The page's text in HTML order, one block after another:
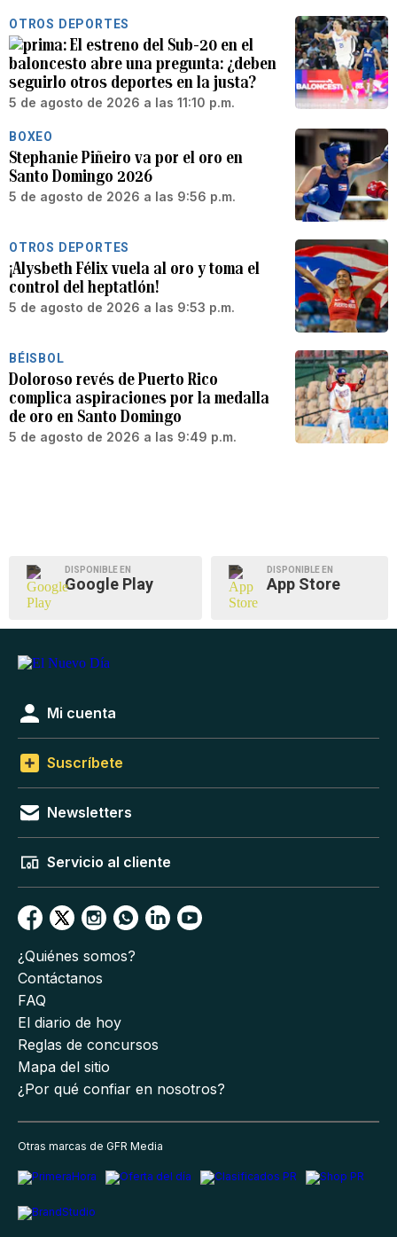
OTROS DEPORTES
El estreno del Sub-20 en el
baloncesto abre una pregunta: ¿deben
seguirlo otros deportes en la justa?
5 de agosto de 2026 a las 11:10 p.m.
BOXEO
Stephanie Piñeiro va por el oro en
Santo Domingo 2026
5 de agosto de 2026 a las 9:56 p.m.
OTROS DEPORTES
¡Alysbeth Félix vuela al oro y toma el
control del heptatlón!
5 de agosto de 2026 a las 9:53 p.m.
BÉISBOL
Doloroso revés de Puerto Rico
complica aspiraciones por la medalla
de oro en Santo Domingo
5 de agosto de 2026 a las 9:49 p.m.
DISPONIBLE EN
Google Play
DISPONIBLE EN
App Store
Mi cuenta
Suscríbete
Newsletters
Servicio al cliente
¿Quiénes somos?
Contáctanos
FAQ
El diario de hoy
Reglas de concursos
Mapa del sitio
¿Por qué confiar en nosotros?
Otras marcas de GFR Media